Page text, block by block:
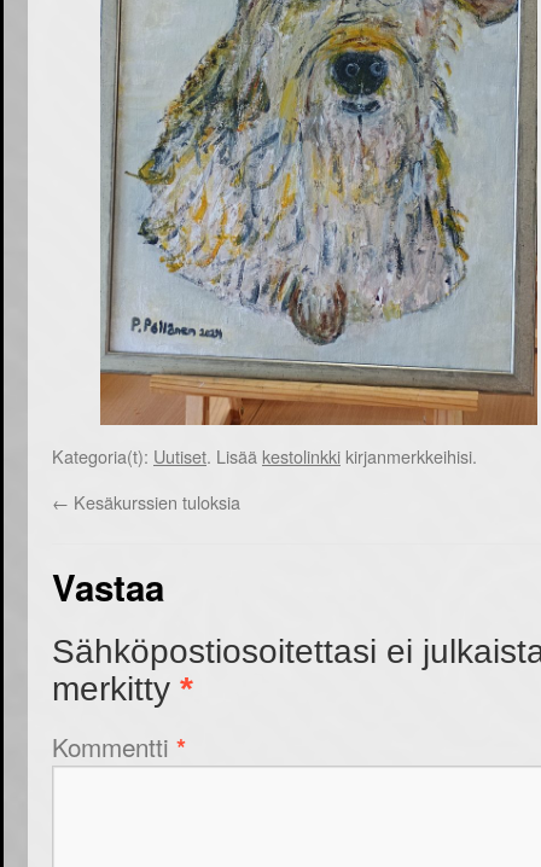
Kategoria(t): Uutiset. Lisää kestolinkki kirjanmerkkeihisi.
← Kesäkurssien tuloksia
Vastaa
Sähköpostiosoitettasi ei
merkitty *
Kommentti *